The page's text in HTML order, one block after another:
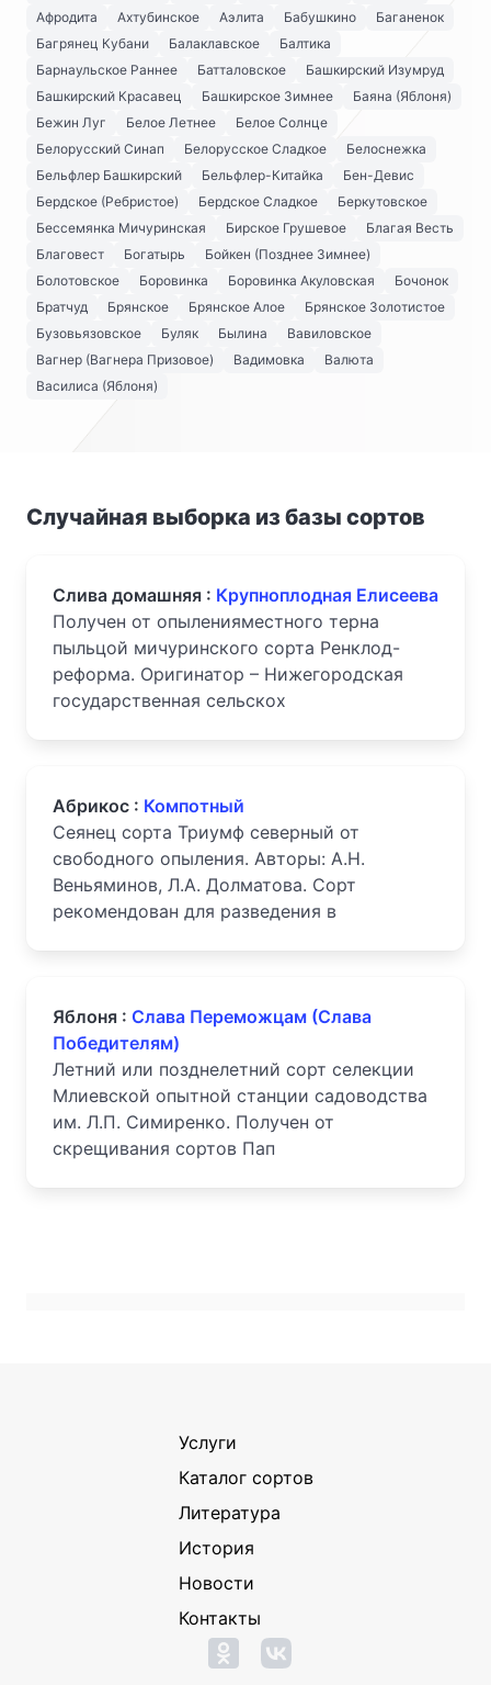
Афродита
Ахтубинское Аэлита Бабушкино
Баганенок
Багрянец Кубани
Балаклавское
Балтика
Барнаульское Раннее
Батталовское
Башкирский Изумруд
Башкирский Красавец
Башкирское Зимнее
Баяна (Яблоня)
Бежин Луг
Белое Летнее
Белое Солнце
Белорусский Синап
Белорусское Сладкое
Белоснежка
Бельфлер Башкирский
Бельфлер-Китайка
Бен-Девис
Бердское (Ребристое)
Бердское Сладкое
Беркутовское
Бессемянка Мичуринская
Бирское Грушевое
Благая Весть
Благовест
Богатырь
Бойкен (Позднее Зимнее)
Болотовское
Боровинка Боровинка Акуловская
Бочонок
Братчуд
Брянское Брянское Алое
Брянское Золотистое
Бузовьязовское
Буляк Былина
Вавиловское
Вагнер (Вагнера Призовое)
Вадимовка
Валюта
Василиса (Яблоня)
Случайная выборка из базы сортов
Слива домашняя : Крупноплодная Елисеева
Получен от опыленияместного терна
пыльцой мичуринского сорта Ренклод-
реформа. Оригинатор – Нижегородская
государственная сельскох
Абрикос : Компотный
Сеянец сорта Триумф северный от
свободного опыления. Авторы: А.Н.
Веньяминов, Л.А. Долматова. Сорт
рекомендован для разведения в
Яблоня : Слава Переможцам (Слава
Победителям)
Летний или позднелетний сорт селекции
Млиевской опытной станции садоводства
им. Л.П. Симиренко. Получен от
скрещивания сортов Пап
Услуги
Каталог сортов
Литература
История
Новости
Контакты